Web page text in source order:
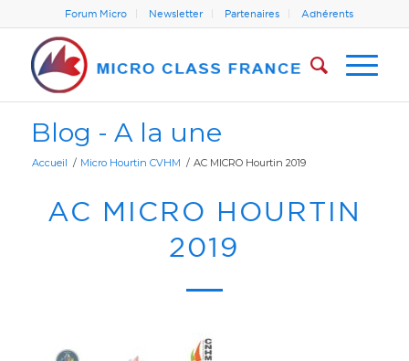
Forum Micro Newsletter Partenaires Adhérents
Blog - A la une
Accueil / Micro Hourtin CVHM / AC MICRO Hourtin 2019
AC MICRO HOURTIN
2019